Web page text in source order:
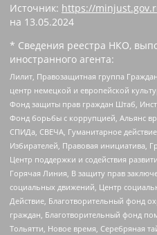
Источник: https://
на 13.05.2024
* Сведения реестра НКО,
иностранного агента:
Лилит, Правозащитная группа
центр немецкой и европейской
Фонд защиты прав граждан Штаб,
Фонд борьбы с коррупцией, Альянс
СПИДа, СВЕЧА, Гуманитарное
Избирателей, Правовая инициатива,
Центр поддержки и содействия
Горячая Линия, В защиту прав
социальных движений, Центр
Действие, Благотворительный фонд
граждан, Благотворительный фонд
Тольятти, Новое время, Серебряная